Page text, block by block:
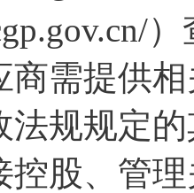
商需提供
法规规定
控股、管